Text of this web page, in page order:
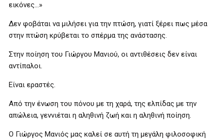
εικόνες…»
Δεν φοβάται να μιλήσει για την πτώση, γιατί ξέρει πως μέσα
στην πτώση κρύβεται το σπέρμα της ανάστασης.
Στην ποίηση του Γιώργου Μανιού, οι αντιθέσεις δεν είναι
αντίπαλοι.
Είναι εραστές.
Από την ένωση του πόνου με τη χαρά, της ελπίδας με την
απώλεια, γεννιέται η αληθινή ζωή και η αληθινή ποίηση.
Ο Γιώργος Μανιός μας καλεί σε αυτή τη μεγάλη φιλοσοφική